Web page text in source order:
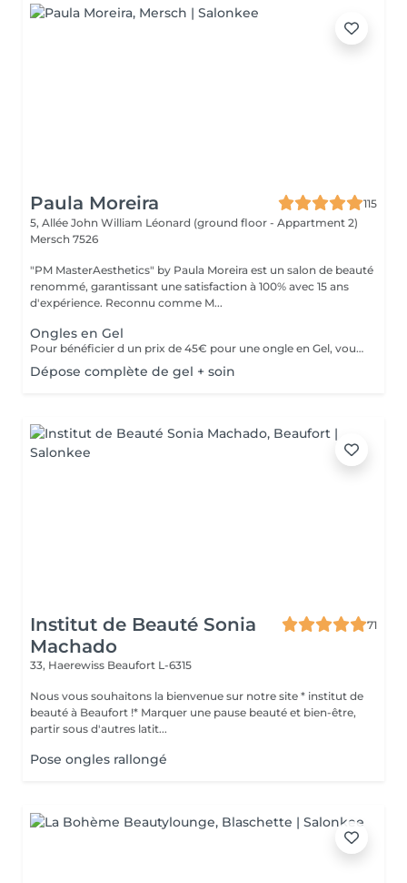
Paula Moreira
115
5, Allée John William Léonard (ground floor - Appartment 2)
Mersch 7526
"PM MasterAesthetics" by Paula Moreira est un salon de beauté
renommé, garantissant une satisfaction à 100% avec 15 ans
d'expérience. Reconnu comme M...
Ongles en Gel
Pour bénéficier d un prix de 45€ pour une ongle en Gel, vous devez acheter une seul fois le kit individuel comprenant tout le matériel nom jetable nécessaire,qui sera conserve pour nous , pour de futurs rendez-vous, garantissant ainsi une meilleure hygiène.* *Renouvelable chaque année.
Dépose complète de gel + soin
Institut de Beauté Sonia
Machado
71
33, Haerewiss Beaufort L-6315
Nous vous souhaitons la bienvenue sur notre site * institut de
beauté à Beaufort !* Marquer une pause beauté et bien-être,
partir sous d'autres latit...
Pose ongles rallongé